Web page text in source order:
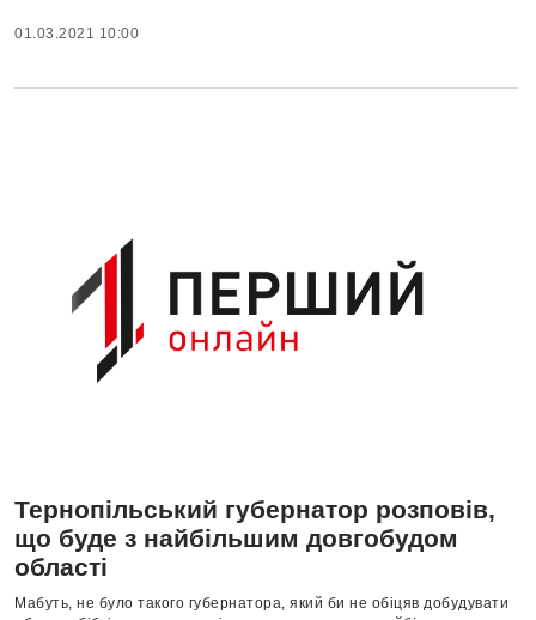
01.03.2021 10:00
Тернопільський губернатор розповів,
що буде з найбільшим довгобудом
області
Мабуть, не було такого губернатора, який би не обіцяв добудувати